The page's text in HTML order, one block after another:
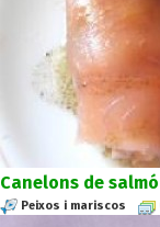
Canelons de salmó
Peixos i mariscos